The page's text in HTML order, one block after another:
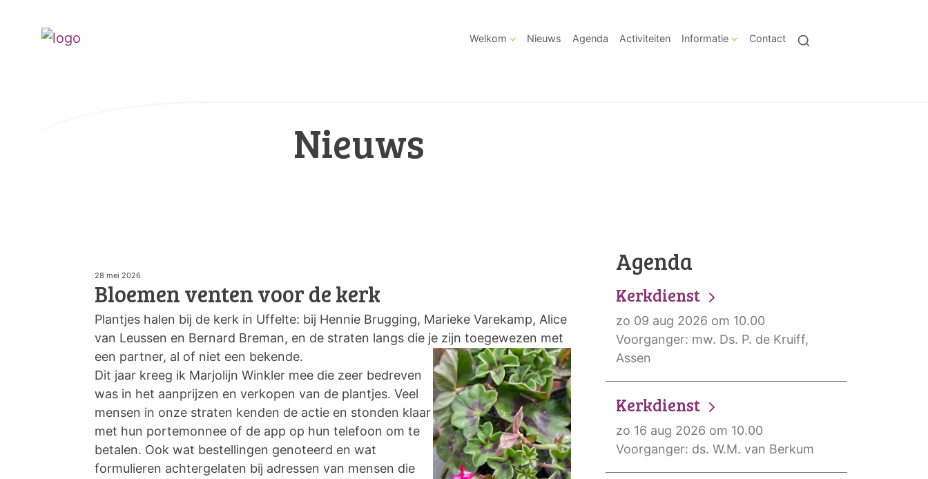
Welkom Nieuws Agenda Activiteiten Informatie Contact
Nieuws
28 mei 2026
Bloemen venten voor de kerk
Plantjes halen bij de kerk in Uffelte: bij Hennie Brugging, Marieke Varekamp, Alice
van Leussen en Bernard Breman, en de straten langs die je zijn toegewezen met
een partner, al of niet een bekende.
Dit jaar kreeg ik Marjolijn Winkler mee die zeer bedreven
was in het aanprijzen en verkopen van de plantjes. Veel
mensen in onze straten kenden de actie en stonden klaar
met hun portemonnee of de app op hun telefoon om te
betalen. Ook wat bestellingen genoteerd en wat
formulieren achtergelaten bij adressen van mensen die
Agenda
Kerkdienst
zo 09 aug 2026 om 10.00
Voorganger: mw. Ds. P. de Kruiff,
Assen
Kerkdienst
zo 16 aug 2026 om 10.00
Voorganger: ds. W.M. van Berkum